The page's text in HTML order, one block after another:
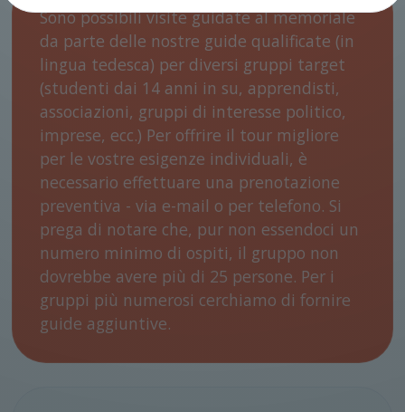
Sono possibili visite guidate al memoriale
da parte delle nostre guide qualificate (in
lingua tedesca) per diversi gruppi target
(studenti dai 14 anni in su, apprendisti,
associazioni, gruppi di interesse politico,
imprese, ecc.) Per offrire il tour migliore
per le vostre esigenze individuali, è
necessario effettuare una prenotazione
preventiva - via e-mail o per telefono. Si
prega di notare che, pur non essendoci un
numero minimo di ospiti, il gruppo non
dovrebbe avere più di 25 persone. Per i
gruppi più numerosi cerchiamo di fornire
guide aggiuntive.